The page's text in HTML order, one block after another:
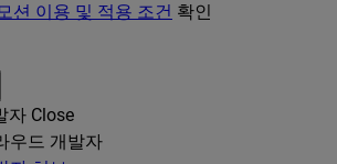
션 이용 및 적용 조건 확인
자 Close
우드 개발자